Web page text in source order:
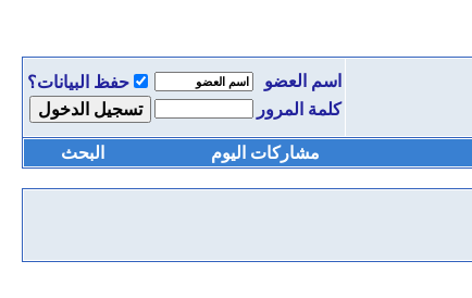
اسم العضو
حفظ البيانات؟
كلمة المرور
مشاركات اليوم البحث